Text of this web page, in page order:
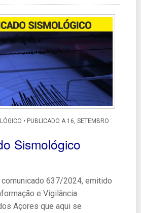
• PUBLICADO A 16, SETEMBRO
Sismológico
637/2024, emitido
e Vigilância
Açores que aqui se